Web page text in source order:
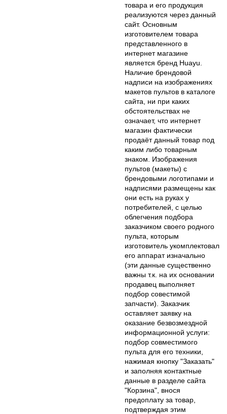
товара и его продукция
реализуются через данный
сайт. Основным
изготовителем товара
представленного в
интернет магазине
является бренд Huayu.
Наличие брендовой
надписи на изображениях
макетов пультов в каталоге
сайта, ни при каких
обстоятельствах не
означает, что интернет
магазин фактически
продаёт данный товар под
каким либо товарным
знаком. Изображения
пультов (макеты) с
брендовыми логотипами и
надписями размещены как
они есть на руках у
потребителей, с целью
облегчения подбора
заказчиком своего родного
пульта, которым
изготовитель укомплектовал
его аппарат изначально
(эти данные существенно
важны т.к. на их основании
продавец выполняет
подбор совестимой
запчасти). Заказчик
оставляет заявку на
оказание безвозмездной
информационной услуги:
подбор совместимого
пульта для его техники,
нажимая кнопку "Заказать"
и заполняя контактные
данные в разделе сайта
"Корзина", внося
предоплату за товар,
подтверждая этим